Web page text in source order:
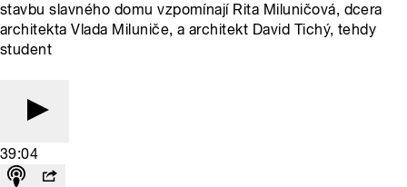
stavbu slavného domu vzpomínají Rita Miluničová, dcera
architekta Vlada Miluniče, a architekt David Tichý, tehdy
student
39:04